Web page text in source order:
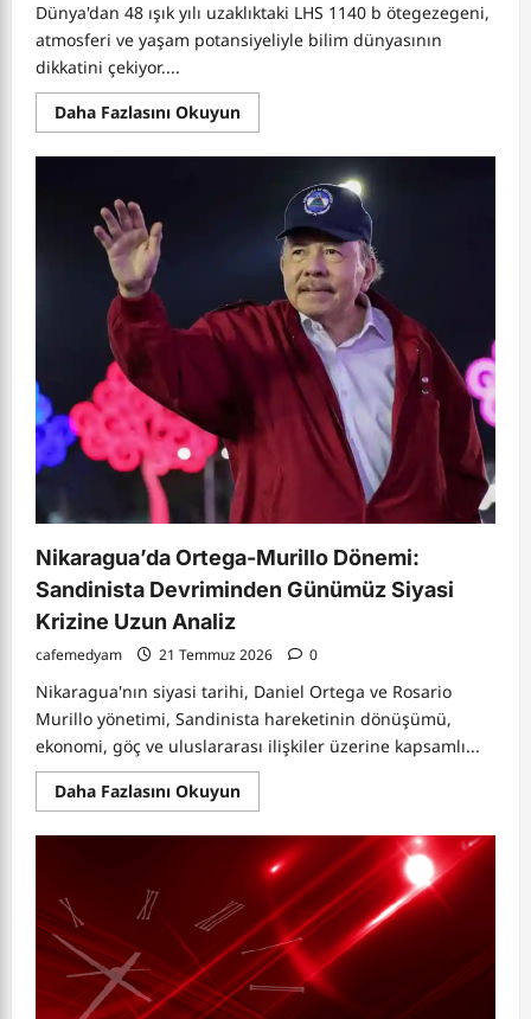
Dünya'dan 48 ışık yılı uzaklıktaki LHS 1140 b ötegezegeni,
atmosferi ve yaşam potansiyeliyle bilim dünyasının
dikkatini çekiyor....
Daha Fazlasını OkuyunRead
more
Bilim
Dünyasında
Heyecan:
1140
Ötegezegeninde
Yaşam
İhtimali
ve
Uzaylı
Temas
Protokolleri
Nikaragua’da Ortega-Murillo Dönemi:
Sandinista Devriminden Günümüz Siyasi
Krizine Uzun Analiz
cafemedyam 21 Temmuz 2026 0
Nikaragua'nın siyasi tarihi, Daniel Ortega ve Rosario
Murillo yönetimi, Sandinista hareketinin dönüşümü,
ekonomi, göç ve uluslararası ilişkiler üzerine kapsamlı...
Daha Fazlasını OkuyunRead
more
Nikaragua’da
Ortega-
Murillo
Dönemi:
Sandinista
Devriminden
Günümüz
Siyasi
Krizine
Uzun
Analiz